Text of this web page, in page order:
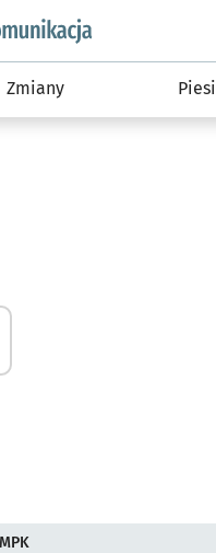
wroclaw.pl podserwis:
Zmiany Piesi